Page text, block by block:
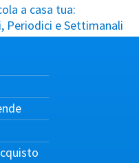
a casa tua:
Periodici e Settimanali